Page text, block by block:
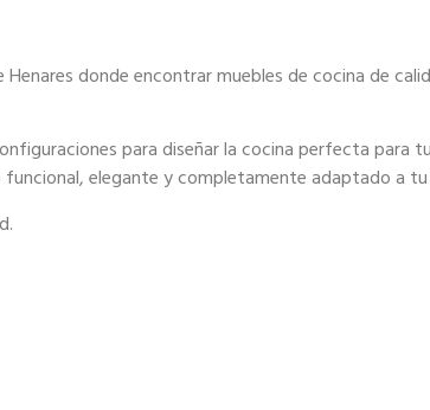
Henares donde encontrarmuebles de cocina de
para diseñar la cocina perfecta para
funcional, elegante y completamente adaptado a